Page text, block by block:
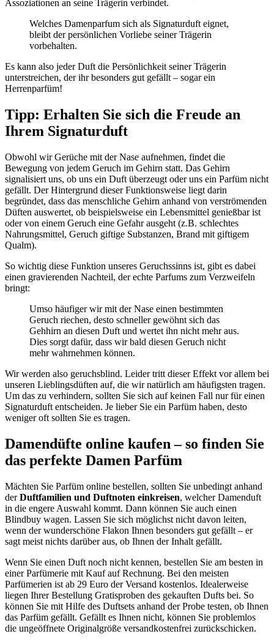
Assoziationen an seine Trägerin verbindet.
Welches Damenparfum sich als Signaturduft eignet,
bleibt der persönlichen Vorliebe seiner Trägerin
vorbehalten.
Es kann also jeder Duft die Persönlichkeit seiner Trägerin
unterstreichen, der ihr besonders gut gefällt – sogar ein
Herrenparfüm!
Tipp: Erhalten Sie sich die Freude an
Ihrem Signaturduft
Obwohl wir Gerüche mit der Nase aufnehmen, findet die
Bewegung von jedem Geruch im Gehirn statt. Das Gehirn
signalisiert uns, ob uns ein Duft überzeugt oder uns ein Parfüm nicht
gefällt. Der Hintergrund dieser Funktionsweise liegt darin
begründet, dass das menschliche Gehirn anhand von verströmenden
Düften auswertet, ob beispielsweise ein Lebensmittel genießbar ist
oder von einem Geruch eine Gefahr ausgeht (z.B. schlechtes
Nahrungsmittel, Geruch giftige Substanzen, Brand mit giftigem
Qualm).
So wichtig diese Funktion unseres Geruchssinns ist, gibt es dabei
einen gravierenden Nachteil, der echte Parfums zum Verzweifeln
bringt:
Umso häufiger wir mit der Nase einen bestimmten
Geruch riechen, desto schneller gewöhnt sich das
Gehhirn an diesen Duft und wertet ihn nicht mehr aus.
Dies sorgt dafür, dass wir bald diesen Geruch nicht
mehr wahrnehmen können.
Wir werden also geruchsblind. Leider tritt dieser Effekt vor allem bei
unseren Lieblingsdüften auf, die wir natürlich am häufigsten tragen.
Um das zu verhindern, sollten Sie sich auf keinen Fall nur für einen
Signaturduft entscheiden. Je lieber Sie ein Parfüm haben, desto
weniger oft sollten Sie es tragen.
Damendüfte online kaufen – so finden Sie
das perfekte Damen Parfüm
Mächten Sie Parfüm online bestellen, sollten Sie unbedingt anhand
derDuftfamilien und Duftnoten einkreisen, welcher Damenduft
in die engere Auswahl kommt. Dann können Sie auch einen
Blindbuy wagen. Lassen Sie sich möglichst nicht davon leiten,
wenn der wunderschöne Flakon Ihnen besonders gut gefällt – er
sagt meist nichts darüber aus, ob Ihnen der Inhalt gefällt.
Wenn Sie einen Duft noch nicht kennen, bestellen Sie am besten in
einer Parfümerie mit Kauf auf Rechnung. Bei den meisten
Parfümerien ist ab 29 Euro der Versand kostenlos. Idealerweise
liegen Ihrer Bestellung Gratisproben des gekauften Dufts bei. So
können Sie mit Hilfe des Duftsets anhand der Probe testen, ob Ihnen
das Parfüm gefällt. Gefällt es Ihnen nicht, können Sie problemlos
die ungeöffnete Originalgröße versandkostenfrei zurückschicken.